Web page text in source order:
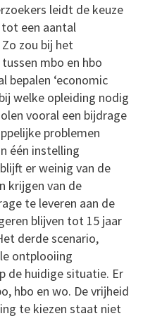
leidt de keuze
een aantal
zou bij het
mbo en hbo
bepalen ‘economic
welke opleiding nodig
vooral een bijdrage
problemen
één instelling
er weinig van de
krijgen van de
te leveren aan de
blijven tot 15 jaar
derde scenario,
ontplooiing
de huidige situatie. Er
hbo en wo. De vrijheid
te kiezen staat niet